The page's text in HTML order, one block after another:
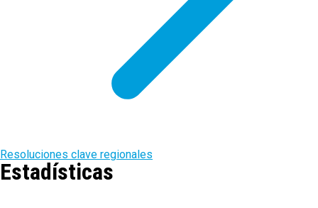
Resoluciones clave regionales
Estadísticas